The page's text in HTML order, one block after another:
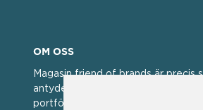
OM OSS
Magasin friend of brands är precis
antyder; en vän av varumärken. Vi
portfölj med välkända varumärken